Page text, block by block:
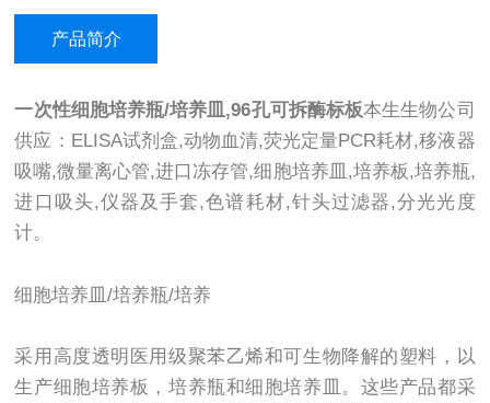
产品简介
一次性细胞培养瓶/培养皿,96孔可拆酶标板本生生物公司
供应：ELISA试剂盒,动物血清,荧光定量PCR耗材,移液器
吸嘴,微量离心管,进口冻存管,细胞培养皿,培养板,培养瓶,
进口吸头,仪器及手套,色谱耗材,针头过滤器,分光光度
计。
细胞培养皿/培养瓶/培养
采用高度透明医用级聚苯乙烯和可生物降解的塑料，以
生产细胞培养板，培养瓶和细胞培养皿。这些产品都采